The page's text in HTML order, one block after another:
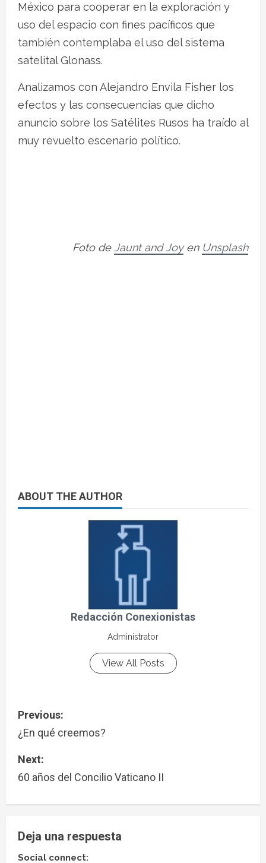
México para cooperar en la exploración y
uso del espacio con fines pacíficos que
también contemplaba el uso del sistema
satelital Glonass.
Analizamos con Alejandro Envila Fisher los
efectos y las consecuencias que dicho
anuncio sobre los Satélites Rusos ha traído al
muy revuelto escenario político.
Foto de Jaunt and Joyen Unsplash
ABOUT THE AUTHOR
Redacción Conexionistas
Administrator
View All Posts
Previous:
¿En qué creemos?
Next:
60 años del Concilio Vaticano II
Deja una respuesta
Social connect: